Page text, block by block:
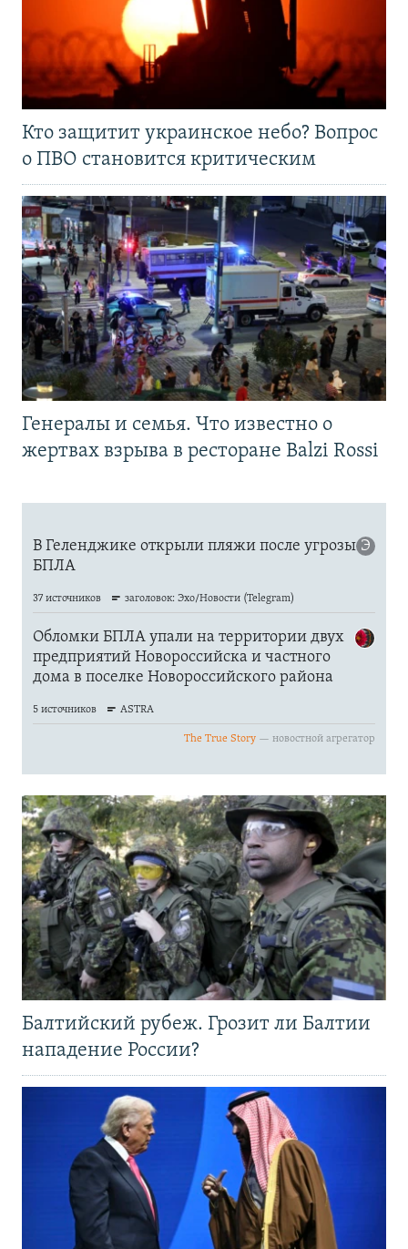
Кто защитит украинское небо? Вопрос
о ПВО становится критическим
Генералы и семья. Что известно о
жертвах взрыва в ресторане Balzi Rossi
Балтийский рубеж. Грозит ли Балтии
нападение России?